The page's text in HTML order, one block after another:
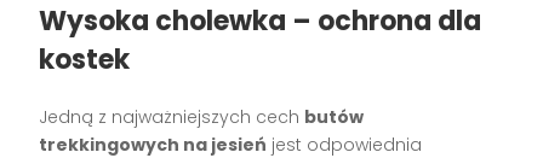
Wysoka cholewka – ochrona dla
kostek
Jedną z najważniejszych cech butów
trekkingowych na jesień jest odpowiednia